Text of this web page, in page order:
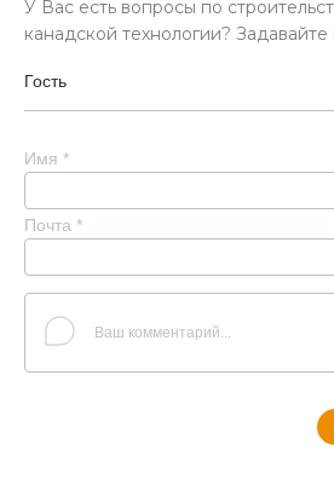
У Вас есть вопросы по
канадской технологии?
Гость
Имя *
Почта *